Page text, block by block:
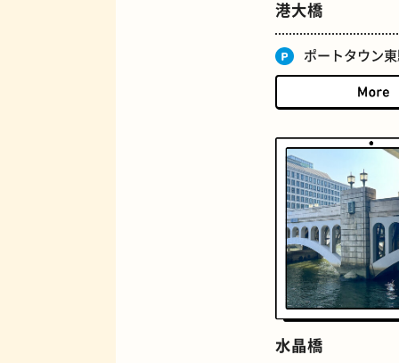
ジューススタンド
港大橋
ポートタウン
水晶橋